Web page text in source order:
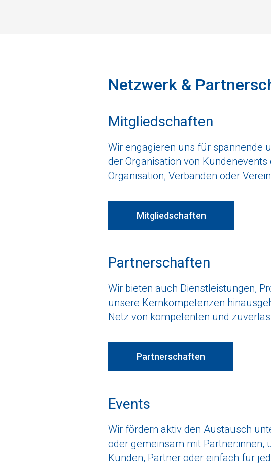
Netzwerk &
Mitgliedschaften
Wir engagieren uns für spannende
der Organisation von
Organisation, Verbänden oder
Mitgliedschaften
Partnerschaften
Wir bieten auch Dienstleistungen,
unsere Kernkompetenzen
Netz von kompetenten und
Partnerschaften
Events
Wir fördern aktiv den Austausch
oder gemeinsam mit
Kunden, Partner oder einfach für